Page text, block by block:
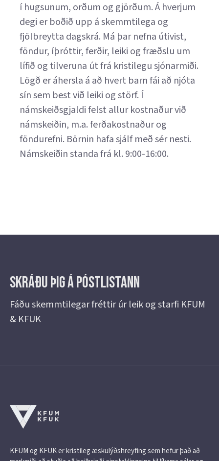
í hugsunum, orðum og gjörðum. Á hverjum
degi er boðið upp á skemmtilega og
fjölbreytta dagskrá. Má þar nefna útivist,
föndur, íþróttir, ferðir, leiki og fræðslu um
lífið og tilveruna út frá kristilegu sjónarmiði.
Lögð er áhersla á að hvert barn fái að njóta
sín sem best við leiki og störf. Í
námskeiðsgjaldi felst allur kostnaður við
námskeiðin, m.a. ferðakostnaður og
föndurefni. Börnin hafa sjálf með sér nesti.
Námskeiðin standa frá kl. 9:00-16:00.
Skráðu þig á Póstlistann
Fáðu skemmtilegar fréttir úr leik og starfi KFUM
& KFUK
KFUM og KFUK er kristileg æskulýðshreyfing sem hefur það að